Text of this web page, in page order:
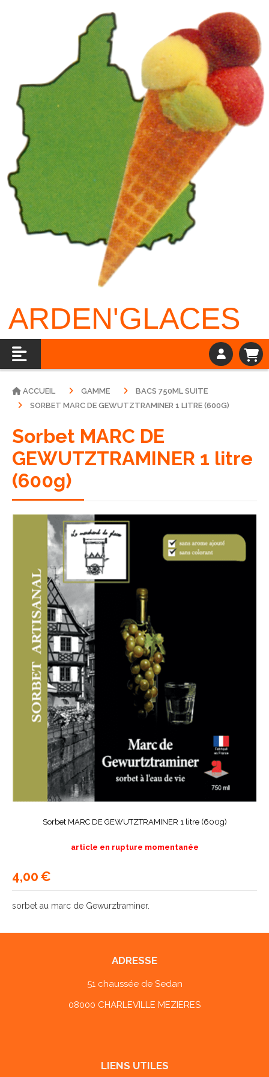
ARDEN'GLACES
ACCUEIL GAMME
BACS 750ML SUITE
SORBET MARC DE GEWUTZTRAMINER 1 LITRE (600G)
Sorbet MARC DE
GEWUTZTRAMINER 1 litre
(600g)
Sorbet MARC DE GEWUTZTRAMINER 1 litre (600g)
4,00€
article en rupture momentanée
sorbet au marc de Gewurztraminer.
ADRESSE
51 chaussée de Sedan
08000 CHARLEVILLE MEZIERES
LIENS UTILES